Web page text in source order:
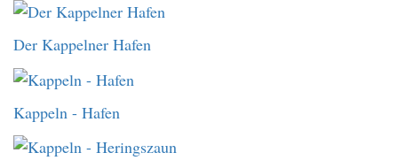
Der Kappelner Hafen
Kappeln - Hafen